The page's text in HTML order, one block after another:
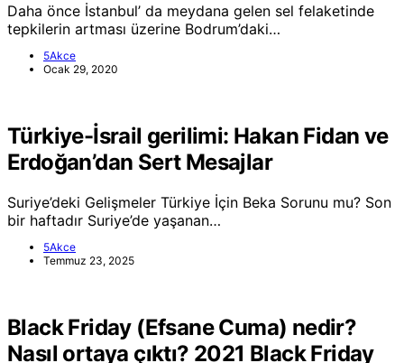
Daha önce İstanbul’ da meydana gelen sel felaketinde
tepkilerin artması üzerine Bodrum’daki…
5Akce
Ocak 29, 2020
Türkiye-İsrail gerilimi: Hakan Fidan ve
Erdoğan’dan Sert Mesajlar
Suriye’deki Gelişmeler Türkiye İçin Beka Sorunu mu? Son
bir haftadır Suriye’de yaşanan…
5Akce
Temmuz 23, 2025
Black Friday (Efsane Cuma) nedir?
Nasıl ortaya çıktı? 2021 Black Friday